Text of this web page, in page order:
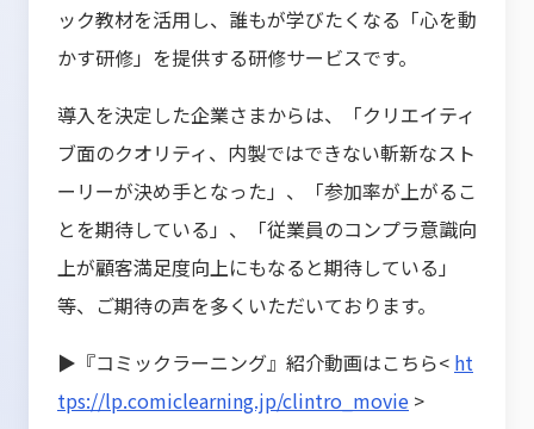
ック教材を活用し、誰もが学びたくなる「心を動
かす研修」を提供する研修サービスです。
導入を決定した企業さまからは、「クリエイティ
ブ面のクオリティ、内製ではできない斬新なスト
ーリーが決め手となった」、「参加率が上がるこ
とを期待している」、「従業員のコンプラ意識向
上が顧客満足度向上にもなると期待している」
等、ご期待の声を多くいただいております。
▶『コミックラーニング』紹介動画はこちら< ht
tps://lp.comiclearning.jp/clintro_movie >